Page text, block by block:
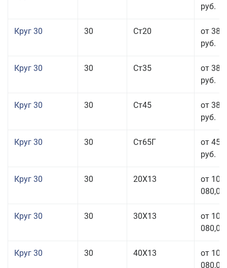
руб.
Круг 30 30 Ст20
от 38
руб.
Круг 30 30 Ст35
от 38
руб.
Круг 30 30 Ст45
от 38
руб.
Круг 30 30 Ст65Г
от 45
руб.
Круг 30 30 20Х13
от 101
080,00
Круг 30 30 30Х13
от 101
080,00
Круг 30 30 40Х13
от 101
080,00